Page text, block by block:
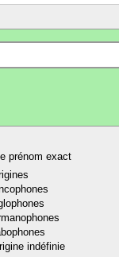
prénom exact
indéfinie